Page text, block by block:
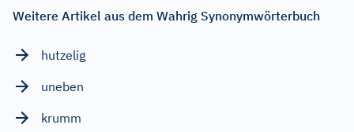
Weitere Artikel aus dem Wahrig Synonymwörterbuch
hutzelig
uneben
krumm